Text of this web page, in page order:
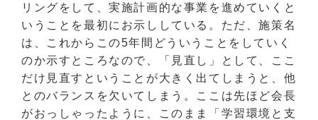
リングをして、実施計画的な事業を進めていくと
いうことを最初にお示ししている。ただ、施策名
は、これからこの5年間どういうことをしていく
のか示すところなので、「見直し」として、ここ
だけ見直すということが大きく出てしまうと、他
とのバランスを欠いてしまう。ここは先ほど会長
がおっしゃったように、このまま「学習環境と支